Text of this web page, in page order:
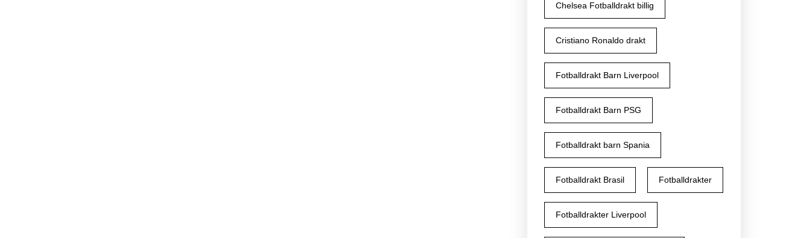
Chelsea Fotballdrakt billig
Cristiano Ronaldo drakt
Fotballdrakt Barn Liverpool
Fotballdrakt Barn PSG
Fotballdrakt barn Spania
Fotballdrakt Brasil Fotballdrakter
Fotballdrakter Liverpool